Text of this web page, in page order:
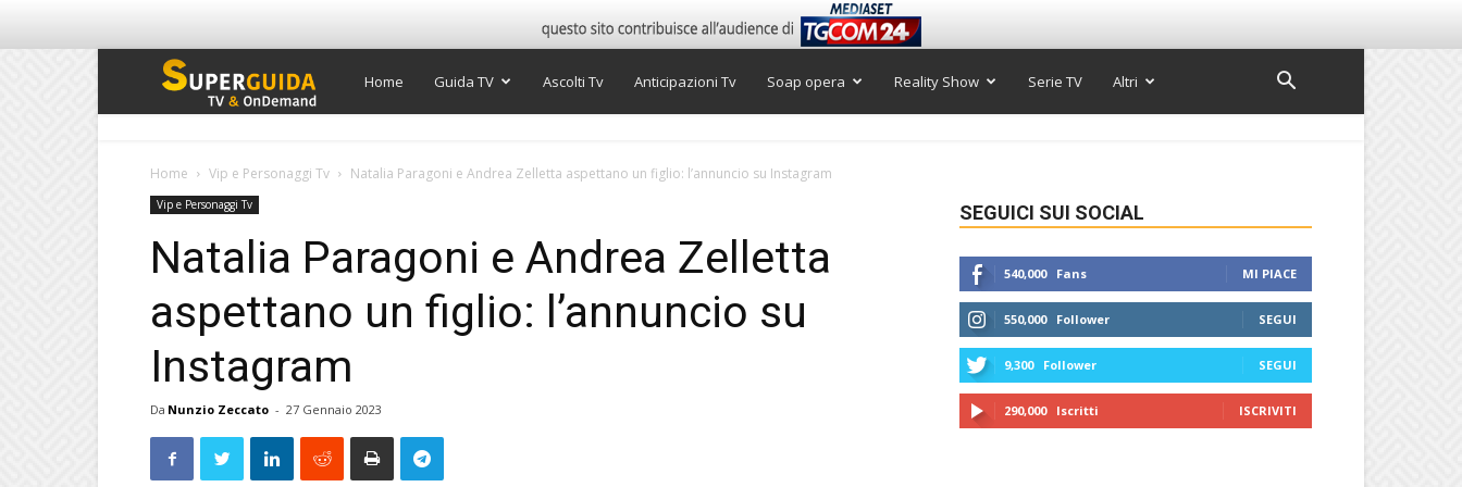
Super
Home Guida TV Ascolti Tv Anticipazioni Tv Soap opera Reality Show Serie TV Altri
Home Vip e Personaggi Tv Natalia Paragoni e Andrea Zelletta aspettano un figlio: l’annuncio su Instagram
Vip e Personaggi Tv
Natalia Paragoni e Andrea Zelletta
aspettano un figlio: l’annuncio su
Instagram
Da Nunzio Zeccato - 27 Gennaio 2023
SEGUICI SUI SOCIAL
540,000 Fans MI PIACE
550,000 Follower SEGUI
9,300 Follower SEGUI
290,000 Iscritti ISCRIVITI